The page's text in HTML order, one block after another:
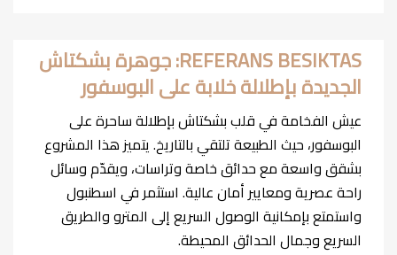
REFERANS BESIKTAS: جوهرة بشكتاش
الجديدة بإطلالة خلابة على البوسفور
عيش الفخامة في قلب بشكتاش بإطلالة ساحرة على
البوسفور، حيث الطبيعة تلتقي بالتاريخ. يتميز هذا المشروع
بشقق واسعة مع حدائق خاصة وتراسات، ويقدّم وسائل
راحة عصرية ومعايير أمان عالية. استثمر في اسطنبول
واستمتع بإمكانية الوصول السريع إلى المترو والطريق
السريع وجمال الحدائق المحيطة.